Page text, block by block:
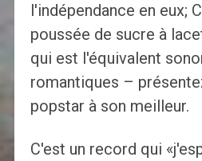
l'indépendance en eux;
poussée de sucre à
qui est l'équivalent
romantiques –
popstar à son meilleur.
C'est un record qui